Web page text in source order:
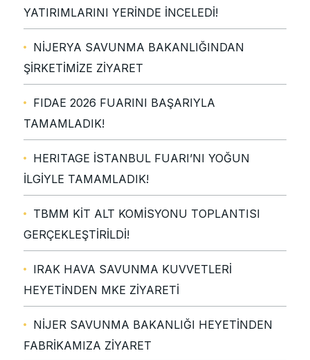
YATIRIMLARINI YERİNDE İNCELEDİ!
NİJERYA SAVUNMA BAKANLIĞINDAN
ŞİRKETİMİZE ZİYARET
FIDAE 2026 FUARINI BAŞARIYLA
TAMAMLADIK!
HERITAGE İSTANBUL FUARI’NI YOĞUN
İLGİYLE TAMAMLADIK!
TBMM KİT ALT KOMİSYONU TOPLANTISI
GERÇEKLEŞTİRİLDİ!
IRAK HAVA SAVUNMA KUVVETLERİ
HEYETİNDEN MKE ZİYARETİ
NİJER SAVUNMA BAKANLIĞI HEYETİNDEN
FABRİKAMIZA ZİYARET